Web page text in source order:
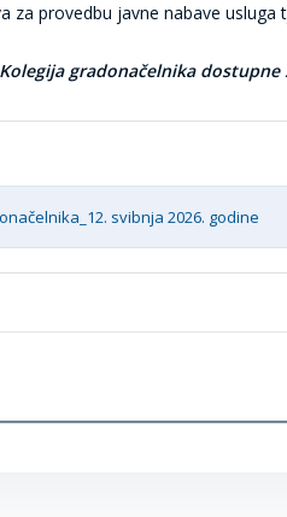
za provedbu javne nabave
gradonačelnika
svibnja 2026. godine